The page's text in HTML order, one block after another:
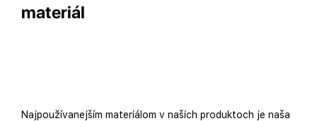
materiál
Najpoužívanejším materiálom v našich produktoch je naša